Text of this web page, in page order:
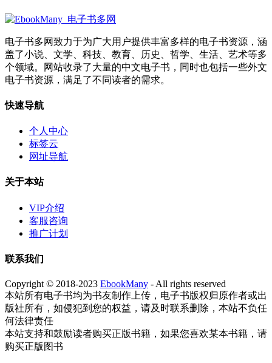
电子书多网致力于为广大用户提供丰富多样的电子书资源，涵
盖了小说、文学、科技、教育、历史、哲学、生活、艺术等多
个领域。网站收录了大量的中文电子书，同时也包括一些外文
电子书资源，满足了不同读者的需求。
快速导航
个人中心
标签云
网址导航
关于本站
VIP介绍
客服咨询
推广计划
联系我们
Copyright © 2018-2023 EbookMany - All rights reserved
本站所有电子书均为书友制作上传，电子书版权归原作者或出
版社所有，如侵犯到您的权益，请及时联系删除，本站不负任
何法律责任
本站支持和鼓励读者购买正版书籍，如果您喜欢某本书籍，请
购买正版图书